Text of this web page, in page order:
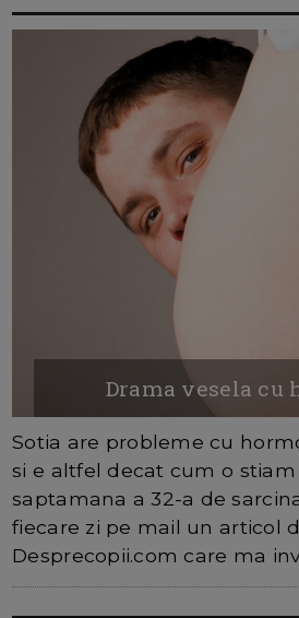
Drama vesela cu
Sotia are probleme cu
si e altfel decat cum o stiam
saptamana a 32-a de
fiecare zi pe mail un articol
Desprecopii.com care ma